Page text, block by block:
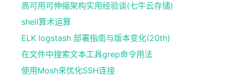
高可用可伸缩架构实用经验谈(七牛云存储)
shell算术运算
ELK logstash 部署指南与版本变化(20th)
在文件中搜索文本工具grep命令用法
使用Mosh来优化SSH连接